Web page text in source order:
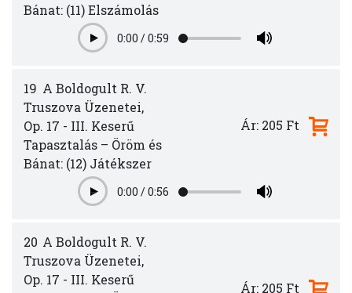
Bánat: (11) Elszámolás
Play0:00 /0:59
19 A Boldogult R. V.
Truszova Üzenetei,
Op. 17 - III. Keserű
Tapasztalás – Öröm és
Bánat: (12) Játékszer
Play0:00 /0:56
Ár: 205 Ft
20 A Boldogult R. V.
Truszova Üzenetei,
Op. 17 - III. Keserű
Ár: 205 Ft